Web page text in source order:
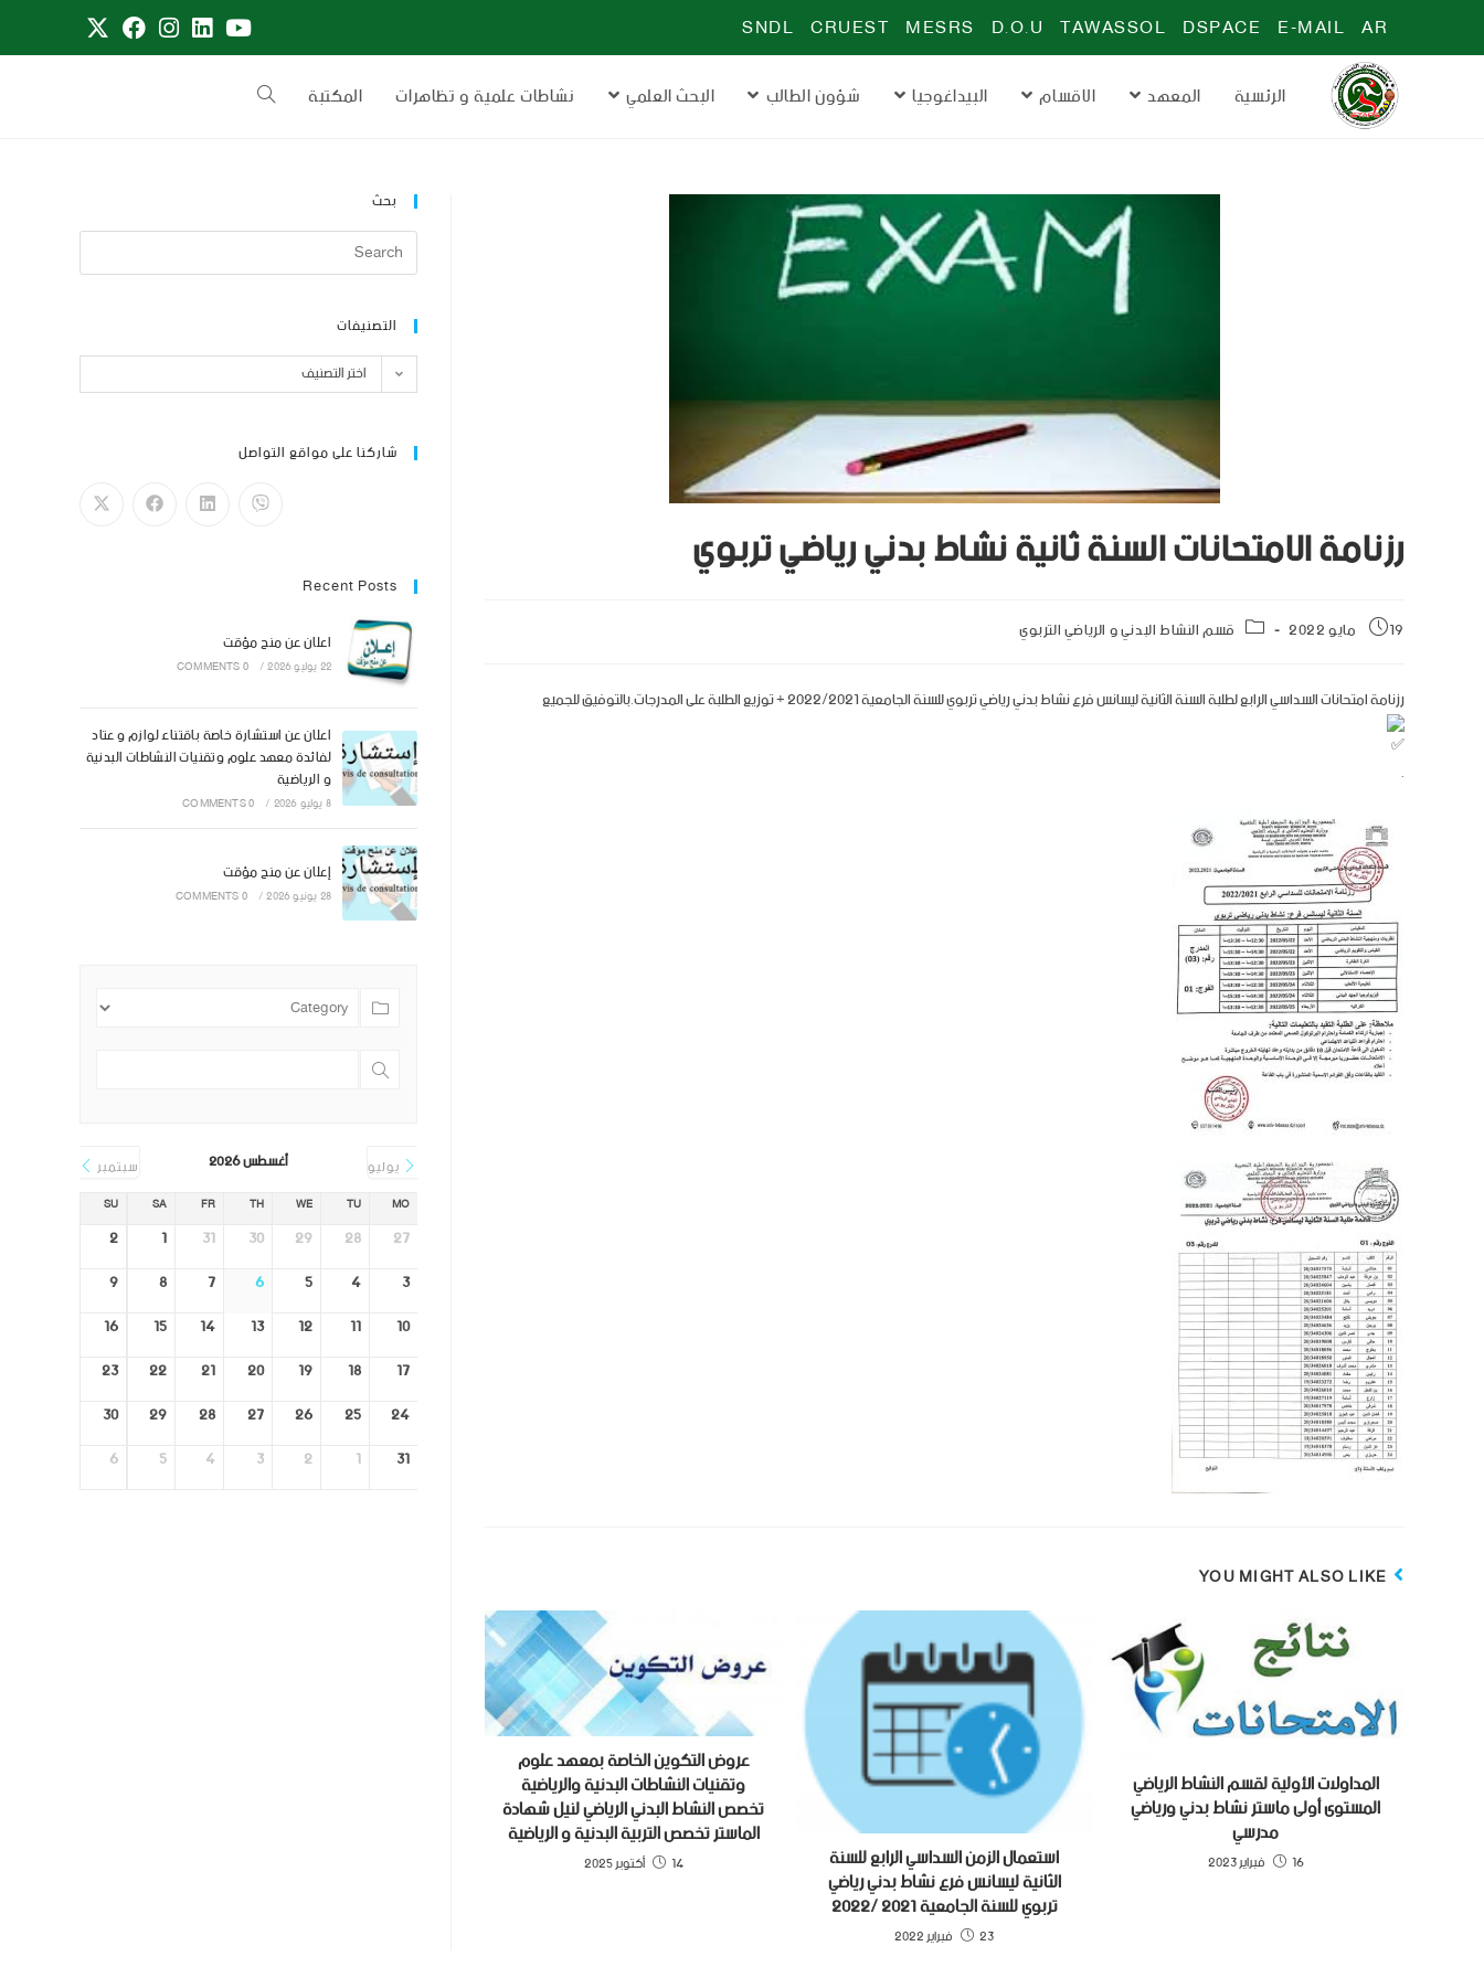
AR
E-MAIL
DSPACE
TAWASSOL
D.O.U
MESRS
CRUEST
SNDL
الرئسية
المعهد الاقسام البيداغوجيا شؤون الطالب البحث العلمي نشاطات علمية و تظاهرات المكتبة
رزنامة الامتحانات السنة ثانية نشاط بدني رياضي تربوي
19 مايو 2022
قسم النشاط البدني و الرياضي التربوي
رزنامة امتحانات السداسي الرابع لطلبة السنة الثانية ليسانس فرع نشاط بدني رياضي تربوي للسنة الجامعية 2022/2021 + توزيع الطلبة على المدرجات.بالتوفيق للجميع
.
YOU MIGHT ALSO LIKE
عروض التكوين الخاصة بمعهد علوم
وتقنيات النشاطات البدنية والرياضية
تخصص النشاط البدني الرياضي لنيل شهادة
الماستر تخصص التربية البدنية و الرياضية
14 أكتوبر 2025 استعمال الزمن السداسي الرابع للسنة
الثانية ليسانس فرع نشاط بدني رياضي
تربوي للسنة الجامعية 2021 /2022
23 فبراير 2022
المداولات الأولية لقسم النشاط الرياضي
المستوى أولى ماستر نشاط بدني ورياضي
مدرسي
16 فبراير 2023
بحث
التصنيفات
اختر التصنيف
شاركنا على مواقع التواصل
Recent Posts
اعلان عن منح مؤقت
22 يوليو 2026 /
0 COMMENTS
اعلان عن استشارة خاصة باقتناء لوازم و عتاد
لفائدة معهد علوم وتقنيات النشاطات البدنية
و الرياضية
8 يوليو 2026 /
0 COMMENTS
إعلان عن منح مؤقت
28 يونيو 2026 /
0 COMMENTS
يوليو أغسطس 2026 سبتمبر
MO
TU
WE
TH
FR
SA
SU
27
28
29
30
31
1
2
3
4
5
6
7
8
9
10
11
12
13
14
15
16
17
18
19
20
21
22
23
24
25
26
27
28
29
30
31
1
2
3
4
5
6